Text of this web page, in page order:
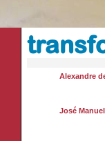
Alexandre
José